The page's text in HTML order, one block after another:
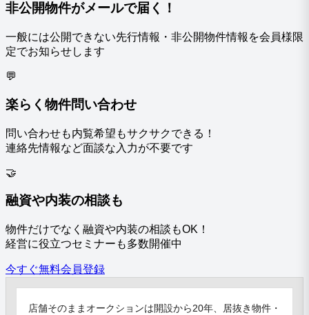
非公開物件がメールで届く！
一般には公開できない先行情報・非公開物件情報を会員様限
定でお知らせします
💬
楽らく物件問い合わせ
問い合わせも内覧希望もサクサクできる！
連絡先情報など面談な入力が不要です
🤝
融資や内装の相談も
物件だけでなく融資や内装の相談もOK！
経営に役立つセミナーも多数開催中
今すぐ無料会員登録
店舗そのままオークションは開設から20年、居抜き物件・